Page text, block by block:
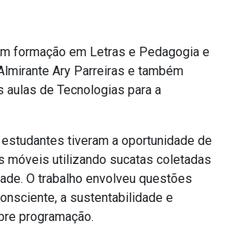
formação em Letras e Pedagogia e
Ary Parreiras e também
de Tecnologias para a
tiveram a oportunidade de
móveis utilizando sucatas coletadas
O trabalho envolveu questões
a sustentabilidade e
programação.